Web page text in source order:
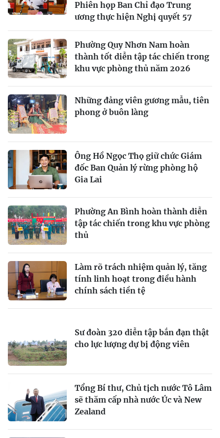
Phiên họp Ban Chỉ đạo Trung
ương thực hiện Nghị quyết 57
Phường Quy Nhơn Nam hoàn
thành tốt diễn tập tác chiến trong
khu vực phòng thủ năm 2026
Những đảng viên gương mẫu, tiên
phong ở buôn làng
Ông Hồ Ngọc Thọ giữ chức Giám
đốc Ban Quản lý rừng phòng hộ
Gia Lai
Phường An Bình hoàn thành diễn
tập tác chiến trong khu vực phòng
thủ
Làm rõ trách nhiệm quản lý, tăng
tính linh hoạt trong điều hành
chính sách tiền tệ
Sư đoàn 320 diễn tập bắn đạn thật
cho lực lượng dự bị động viên
Tổng Bí thư, Chủ tịch nước Tô Lâm
sẽ thăm cấp nhà nước Úc và New
Zealand